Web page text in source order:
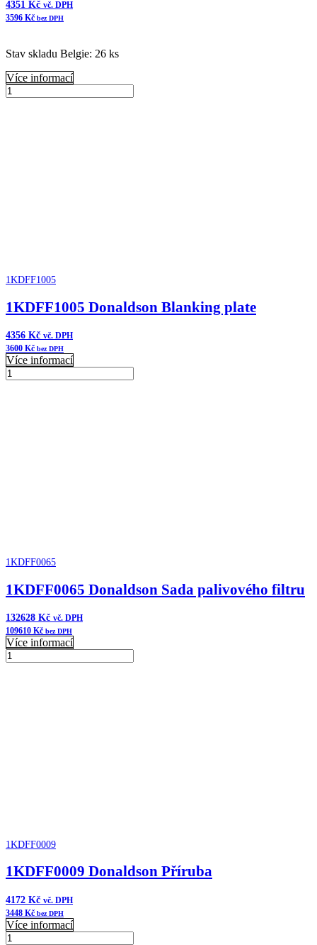
4351 Kč vč. DPH
3596 Kč bez DPH
Stav skladu Belgie: 26 ks
Více informací
B065045
1KDFF1005
1KDFF1005 Donaldson Blanking plate
4356 Kč vč. DPH
3600 Kč bez DPH
Více informací
1KDFF1005
1KDFF0065
1KDFF0065 Donaldson Sada palivového filtru
132628 Kč vč. DPH
109610 Kč bez DPH
Více informací
1KDFF0065
1KDFF0009
1KDFF0009 Donaldson Příruba
4172 Kč vč. DPH
3448 Kč bez DPH
Více informací
1KDFF0009